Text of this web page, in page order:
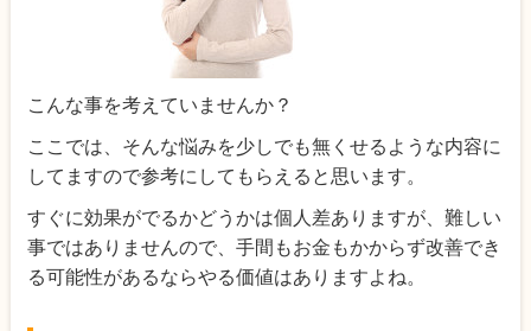
こんな事を考えていませんか？
ここでは、そんな悩みを少しでも無くせるような内容に
してますので参考にしてもらえると思います。
すぐに効果がでるかどうかは個人差ありますが、難しい
事ではありませんので、手間もお金もかからず改善でき
る可能性があるならやる価値はありますよね。